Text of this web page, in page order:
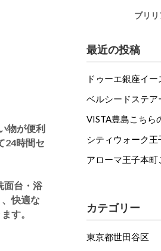
ブリ
物が便利
24時間セ
面台・浴
快適な
す。
最近の投稿
ドゥーエ銀座イ
ベルシードステ
VISTA豊島こちら
シティウォーク
アローマ王子本
カテゴリー
東京都世田谷区